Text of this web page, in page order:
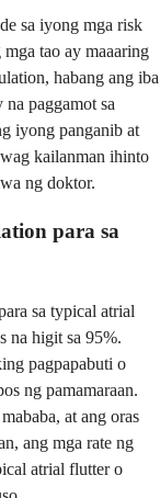
sa iyong mga risk
tao ay maaaring
habang ang iba
paggamot sa
iyong panganib at
kailanman ihinto
ng doktor.
para sa
sa typical atrial
na higit sa 95%.
pagpapabuti o
ng pamamaraan.
at ang oras
ang mga rate ng
atrial flutter o